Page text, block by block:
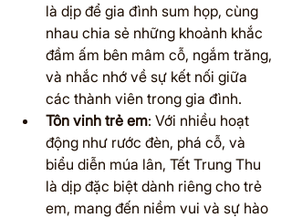
là dịp để gia đình sum họp, cùng
nhau chia sẻ những khoảnh khắc
đầm ấm bên mâm cỗ, ngắm trăng,
và nhắc nhớ về sự kết nối giữa
các thành viên trong gia đình.
Tôn vinh trẻ em: Với nhiều hoạt
động như rước đèn, phá cỗ, và
biểu diễn múa lân, Tết Trung Thu
là dịp đặc biệt dành riêng cho trẻ
em, mang đến niềm vui và sự hào